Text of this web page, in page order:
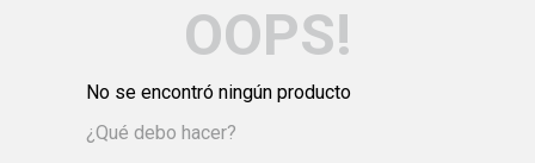
OOPS!
No se encontró ningún producto
¿Qué debo hacer?